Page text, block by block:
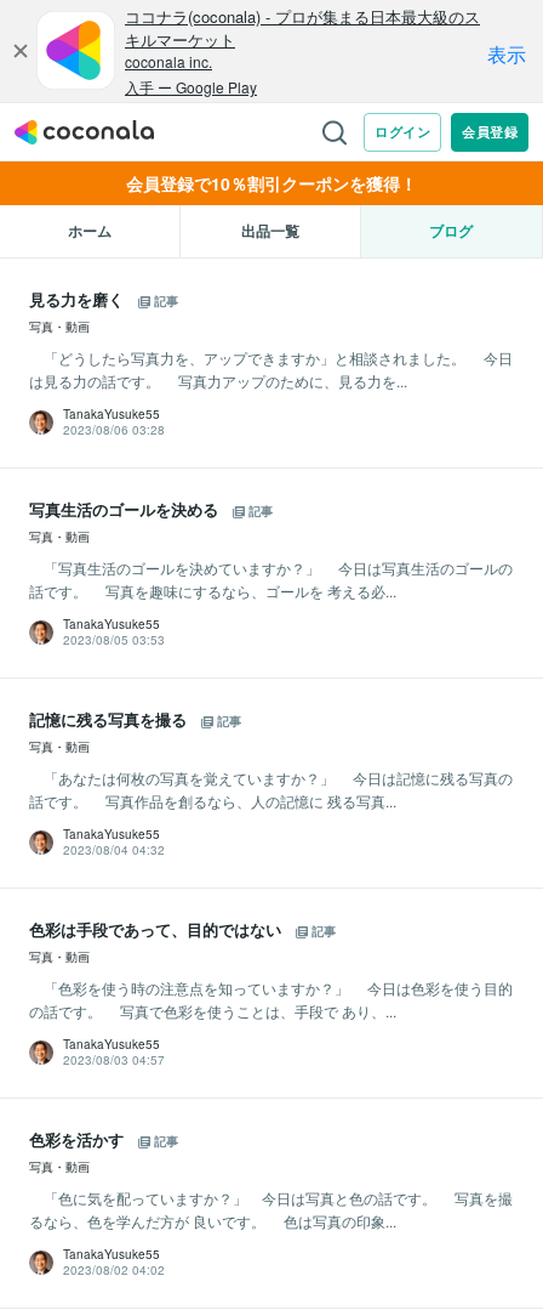
会員登録で10％割引クーポンを獲得！
ホーム 出品一覧 ブログ
見る力を磨く
記事
写真・動画
「どうしたら写真力を、アップできますか」と相談されました。 今日
は見る力の話です。 写真力アップのために、見る力を...
TanakaYusuke55
2023/08/06 03:28
写真生活のゴールを決める
記事
写真・動画
「写真生活のゴールを決めていますか？」 今日は写真生活のゴールの
話です。 写真を趣味にするなら、ゴールを 考える必...
TanakaYusuke55
2023/08/05 03:53
記憶に残る写真を撮る
記事
写真・動画
「あなたは何枚の写真を覚えていますか？」 今日は記憶に残る写真の
話です。 写真作品を創るなら、人の記憶に 残る写真...
TanakaYusuke55
2023/08/04 04:32
色彩は手段であって、目的ではない
記事
写真・動画
「色彩を使う時の注意点を知っていますか？」 今日は色彩を使う目的
の話です。 写真で色彩を使うことは、手段で あり、...
TanakaYusuke55
2023/08/03 04:57
色彩を活かす
記事
写真・動画
「色に気を配っていますか？」 今日は写真と色の話です。 写真を撮
るなら、色を学んだ方が 良いです。 色は写真の印象...
TanakaYusuke55
2023/08/02 04:02